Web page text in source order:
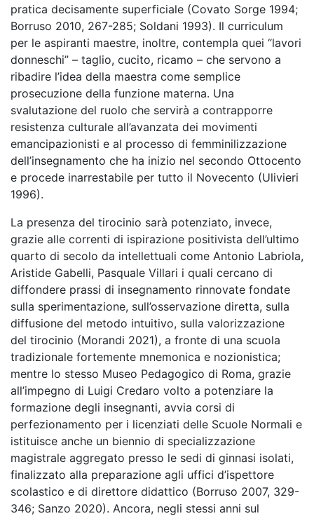
pratica decisamente superficiale (Covato Sorge 1994;
Borruso 2010, 267-285; Soldani 1993). Il curriculum
per le aspiranti maestre, inoltre, contempla quei “lavori
donneschi” – taglio, cucito, ricamo – che servono a
ribadire l’idea della maestra come semplice
prosecuzione della funzione materna. Una
svalutazione del ruolo che servirà a contrapporre
resistenza culturale all’avanzata dei movimenti
emancipazionisti e al processo di femminilizzazione
dell’insegnamento che ha inizio nel secondo Ottocento
e procede inarrestabile per tutto il Novecento (Ulivieri
1996).
La presenza del tirocinio sarà potenziato, invece,
grazie alle correnti di ispirazione positivista dell’ultimo
quarto di secolo da intellettuali come Antonio Labriola,
Aristide Gabelli, Pasquale Villari i quali cercano di
diffondere prassi di insegnamento rinnovate fondate
sulla sperimentazione, sull’osservazione diretta, sulla
diffusione del metodo intuitivo, sulla valorizzazione
del tirocinio (Morandi 2021), a fronte di una scuola
tradizionale fortemente mnemonica e nozionistica;
mentre lo stesso Museo Pedagogico di Roma, grazie
all’impegno di Luigi Credaro volto a potenziare la
formazione degli insegnanti, avvia corsi di
perfezionamento per i licenziati delle Scuole Normali e
istituisce anche un biennio di specializzazione
magistrale aggregato presso le sedi di ginnasi isolati,
finalizzato alla preparazione agli uffici d’ispettore
scolastico e di direttore didattico (Borruso 2007, 329-
346; Sanzo 2020). Ancora, negli stessi anni sul